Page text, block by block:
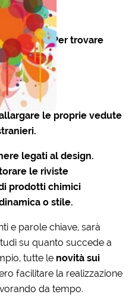
Per trovare
le proprie vedute
legati al design.
le riviste
prodotti chimici
o stile.
e parole chiave, sarà
su quanto succede a
tutte le novità sui
facilitare la realizzazione
da tempo.